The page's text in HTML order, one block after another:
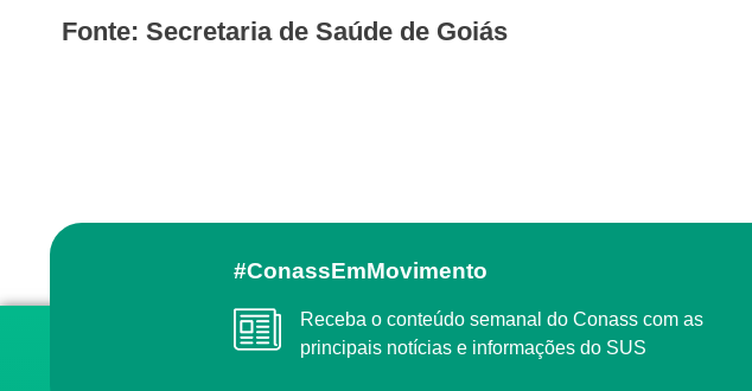
Fonte: Secretaria de Saúde de Goiás
#ConassEmMovimento
Receba o conteúdo semanal do Conass com as
principais notícias e informações do SUS